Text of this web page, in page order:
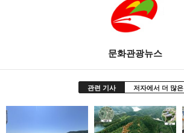
문화관광뉴스
관련 기사 저자에서 더 많은